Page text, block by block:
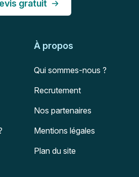
gratuit
À propos
Qui sommes-nous ?
Recrutement
Nos partenaires
Mentions légales
Plan du site